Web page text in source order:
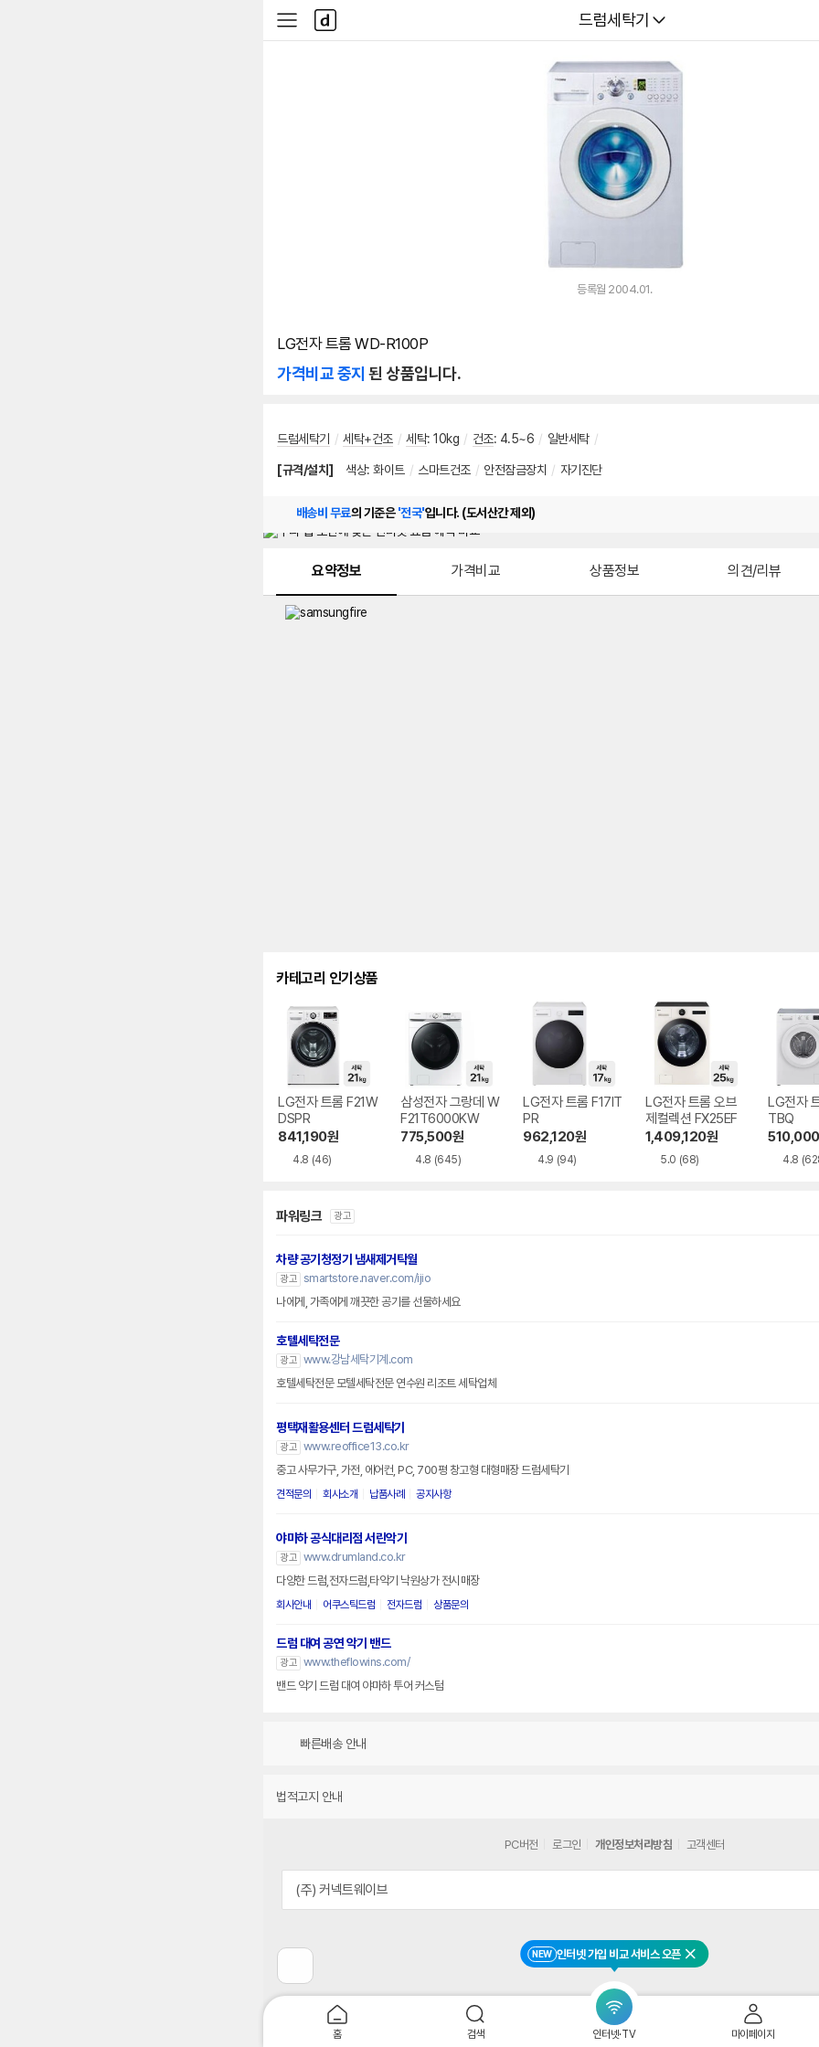
다나와
드럼세탁기
사
이
다
나
와
NEW 인터넷 가입 비교 서비스 오픈 닫기
홈 검색 인터넷·TV 마이페이지
등록월 2004.01.
LG전자 트롬 WD-R100P
가격비교 중지 된 상품입니다.
드럼세탁기 / 세탁+건조 / 세탁: 10kg / 건조: 4.5~6 / 일반세탁 /
[규격/설치] 색상: 화이트 / 스마트건조 / 안전잠금장치 / 자기진단
배송비 무료의 기준은'전국'입니다. (도서산간 제외)
요약정보 가격비교 상품정보 의견/리뷰
카테고리 인기상품
LG전자 트롬 F21W
DSPR
841,190원
4.8 (46)
삼성전자 그랑데 W
F21T6000KW
775,500원
4.8 (645)
LG전자 트롬 F17IT
PR
962,120원
4.9 (94)
LG전자 트롬 오브
제컬렉션 FX25EF
1,409,120원
5.0 (68)
LG전자
TBQ
510,000
4.8
파워링크 광고
차량 공기청정기 냄새제거탁월
광고 smartstore.naver.com/ijio
나에게, 가족에게 깨끗한 공기를 선물하세요
호텔세탁전문
광고 www.강남세탁기계.com
호텔세탁전문 모텔세탁전문 연수원 리조트 세탁업체
평택재활용센터 드럼세탁기
광고 www.reoffice13.co.kr
중고 사무가구, 가전, 에어컨, PC, 700평 창고형 대형매장 드럼세탁기
견적문의 회사소개 납품사례 공지사항
야마하 공식대리점 서린악기
광고 www.drumland.co.kr
다양한 드럼,전자드럼,타악기 낙원상가 전시매장
회사안내 어쿠스틱드럼 전자드럼 상품문의
드럼 대여 공연 악기 밴드
광고 www.theflowins.com/
밴드 악기 드럼 대여 야마하 투어 커스텀
빠른배송 안내
법적고지 안내
전
페
PC버전 로그인 개인정보처리방침 고객센터
(주) 커넥트웨이브